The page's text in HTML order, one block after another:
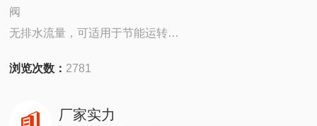
阀
无排水流量，可适用于节能运转
寿命长，提高可靠性
浏览次数： 2781
厂家实力